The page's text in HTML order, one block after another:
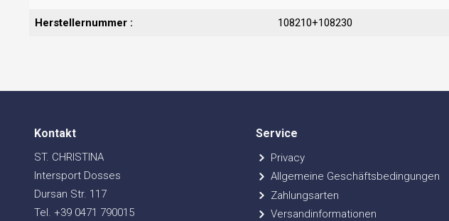
Herstellernummer : 108210+108230
Kontakt
ST. CHRISTINA
Intersport Dosses
Dursan Str. 117
Tel. +39 0471 790015
Service
Privacy
Allgemeine Geschäftsbedingungen
Zahlungsarten
Versandinformationen